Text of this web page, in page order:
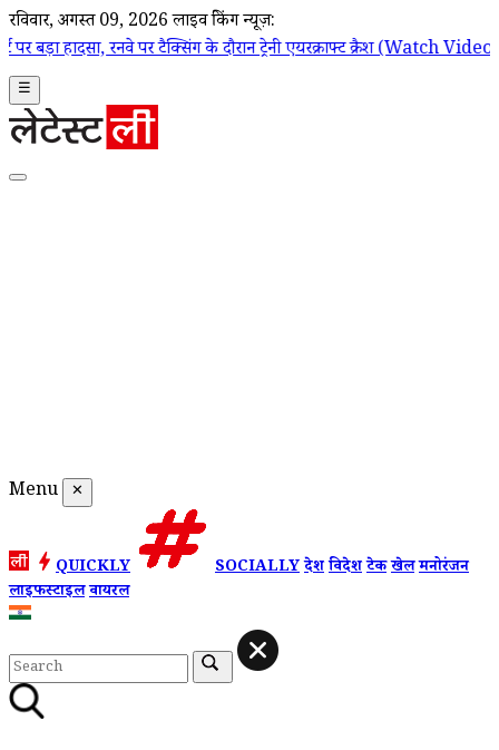
रविवार, अगस्त 09, 2026 लाइव ब्रेकिंग न्यूज़:
रनवे पर टैक्सिंग के दौरान ट्रेनी एयरक्राफ्ट क्रैश (Watch Video)|Black
☰
Menu ✕
QUICKLY SOCIALLYदेशविदेशटेकखेलमनोरंजन
लाइफस्टाइलवायरल